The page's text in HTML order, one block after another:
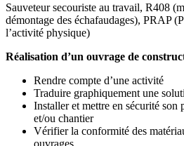
Sauveteur secouriste au travail, R408
démontage des échafaudages), PRAP
l’activité physique)
Réalisation d’un ouvrage de
Rendre compte d’une activité
Traduire graphiquement une
Installer et mettre en sécurité son
et/ou chantier
Vérifier la conformité des
ouvrages